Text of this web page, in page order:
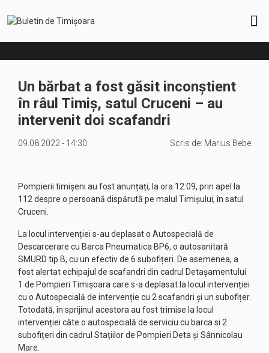
Un bărbat a fost găsit inconștient
în râul Timiș, satul Cruceni – au
intervenit doi scafandri
09.08.2022 - 14:30 Scris de: Marius Bebe
Pompierii timișeni au fost anunțați, la ora 12:09, prin apel la
112 despre o persoană dispărută pe malul Timișului, în satul
Cruceni.
La locul intervenției s-au deplasat o Autospecială de
Descarcerare cu Barca Pneumatica BP6, o autosanitară
SMURD tip B, cu un efectiv de 6 subofițeri. De asemenea, a
fost alertat echipajul de scafandri din cadrul Detașamentului
1 de Pompieri Timișoara care s-a deplasat la locul intervenției
cu o Autospecială de intervenție cu 2 scafandri și un subofițer.
Totodată, în sprijinul acestora au fost trimise la locul
intervenției câte o autospecială de serviciu cu barca si 2
subofițeri din cadrul Stațiilor de Pompieri Deta și Sânnicolau
Mare.